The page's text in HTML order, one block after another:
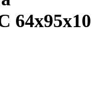
64х95х10